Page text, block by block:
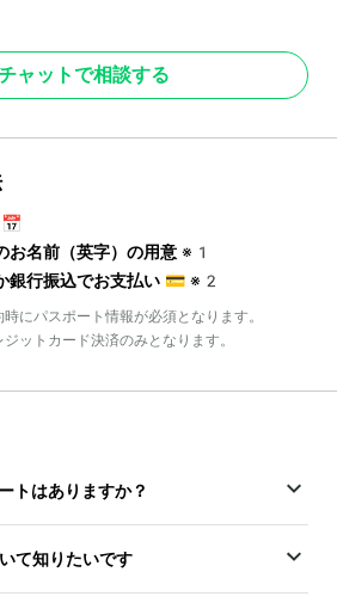
ャットで相談する
📅
お名前（英字）の用意 ※1
銀行振込でお支払い 💳 ※2
パスポート情報が必須となります。
トカード決済のみとなります。
トはありますか？
て知りたいです